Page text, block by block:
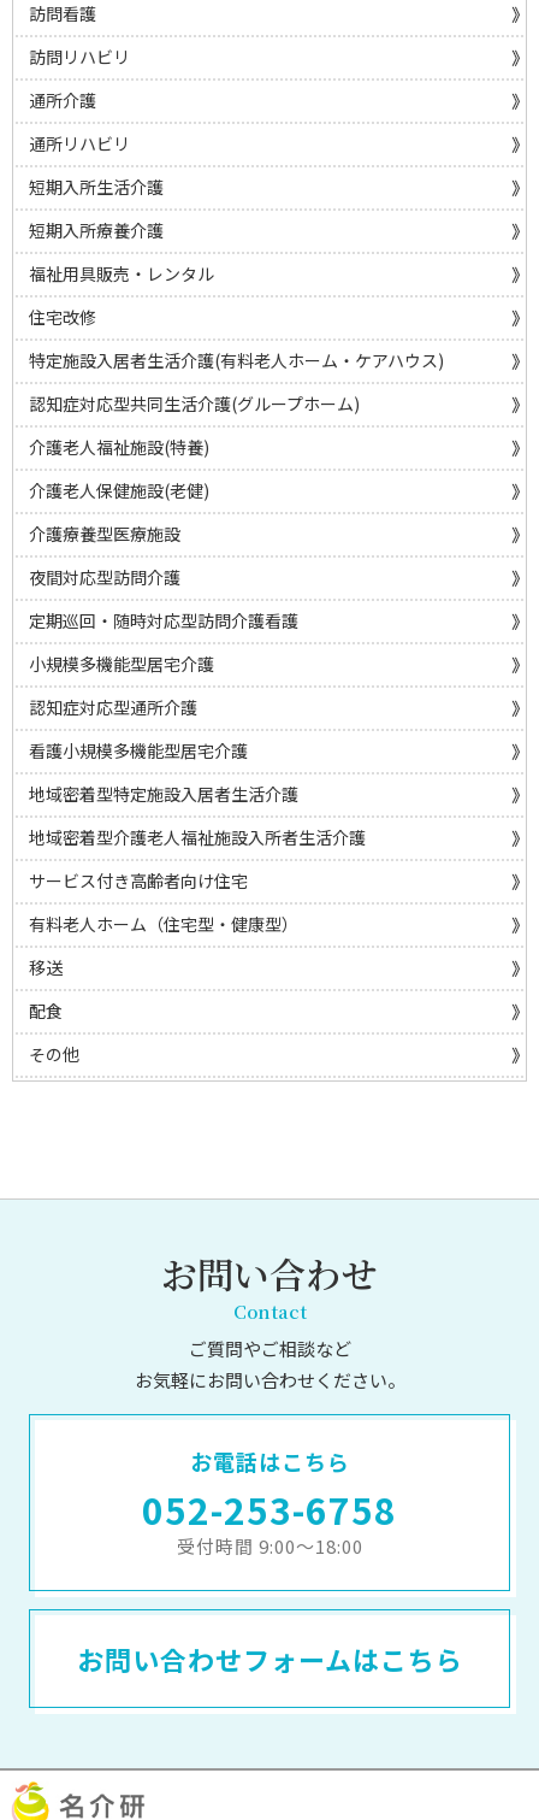
訪問看護
訪問リハビリ
通所介護
通所リハビリ
短期入所生活介護
短期入所療養介護
福祉用具販売・レンタル
住宅改修
特定施設入居者生活介護(有料老人ホーム・ケアハウス)
認知症対応型共同生活介護(グループホーム)
介護老人福祉施設(特養)
介護老人保健施設(老健)
介護療養型医療施設
夜間対応型訪問介護
定期巡回・随時対応型訪問介護看護
小規模多機能型居宅介護
認知症対応型通所介護
看護小規模多機能型居宅介護
地域密着型特定施設入居者生活介護
地域密着型介護老人福祉施設入所者生活介護
サービス付き高齢者向け住宅
有料老人ホーム（住宅型・健康型）
移送
配食
その他
お問い合わせ
Contact
ご質問やご相談など
お気軽にお問い合わせください。
お電話はこちら
052-253-6758
受付時間 9:00～18:00
お問い合わせフォームはこちら